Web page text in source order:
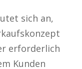
sich an,
erforderlich
Kunden